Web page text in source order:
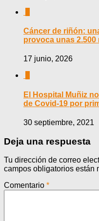
Cáncer de riñón:
provoca unas
17 junio, 2026
El Hospital Muñiz
de Covid-19 por
30 septiembre, 2021
Deja una respuesta
Tu dirección de correo
campos obligatorios están
Comentario *